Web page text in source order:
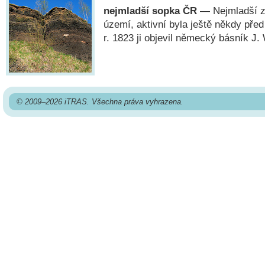
nejmladší sopka ČR — Nejmladší
území, aktivní byla ještě někdy
r. 1823 ji objevil německý básník J.
© 2009–2026 iTRAS. Všechna práva vyhrazena.